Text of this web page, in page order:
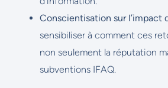
Conscientisation sur l’impact
sensibiliser à comment ces
non seulement la réputation
subventions IFAQ.